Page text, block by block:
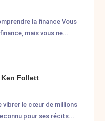
la finance Vous
mais vous ne...
Ken Follett
vibrer le cœur de millions
pour ses récits...